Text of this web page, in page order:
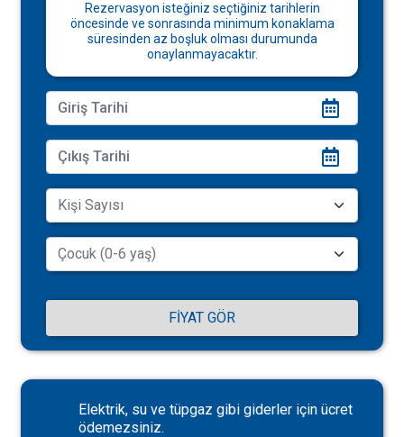
Rezervasyon isteğiniz seçtiğiniz tarihlerin
öncesinde ve sonrasında minimum konaklama
süresinden az boşluk olması durumunda
onaylanmayacaktır.
FIYAT GÖR
Elektrik, su ve tüpgaz gibi giderler için ücret
ödemezsiniz.